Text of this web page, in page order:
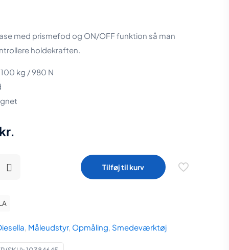
med prismefod og ON/OFF funktion så man
holdekraften.
kg / 980 N
kr.
Tilføj til kurv
, Måleudstyr, Opmåling, Smedeværktøj